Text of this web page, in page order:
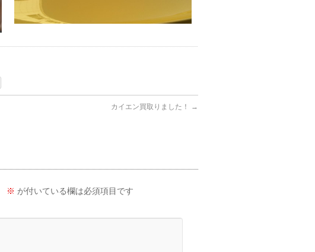
カイエン買取りました！ →
※ が付いている欄は必須項目です